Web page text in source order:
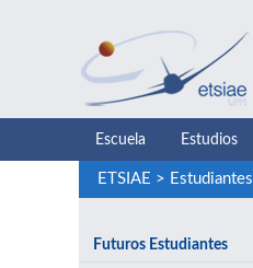
Escuela Estudios
ETSIAE > Estudiantes
Futuros Estudiantes